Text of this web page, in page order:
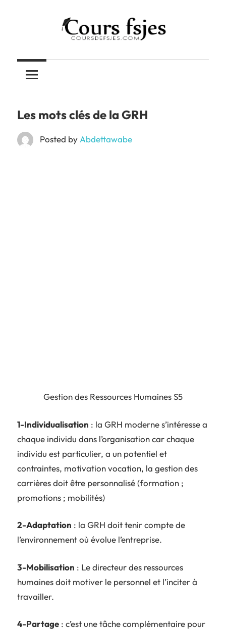
COURS
FSJES
vos
cours
ENCG
Les mots clés de la GRH
Posted by Abdettawabe
Gestion des Ressources Humaines S5
1-Individualisation : la GRH moderne s’intéresse a
chaque individu dans l’organisation car chaque
individu est particulier, a un potentiel et
contraintes, motivation vocation, la gestion des
carrières doit être personnalisé (formation ;
promotions ; mobilités)
2-Adaptation : la GRH doit tenir compte de
l’environnement où évolue l’entreprise.
3-Mobilisation : Le directeur des ressources
humaines doit motiver le personnel et l’inciter à
travailler.
4-Partage : c’est une tâche complémentaire pour